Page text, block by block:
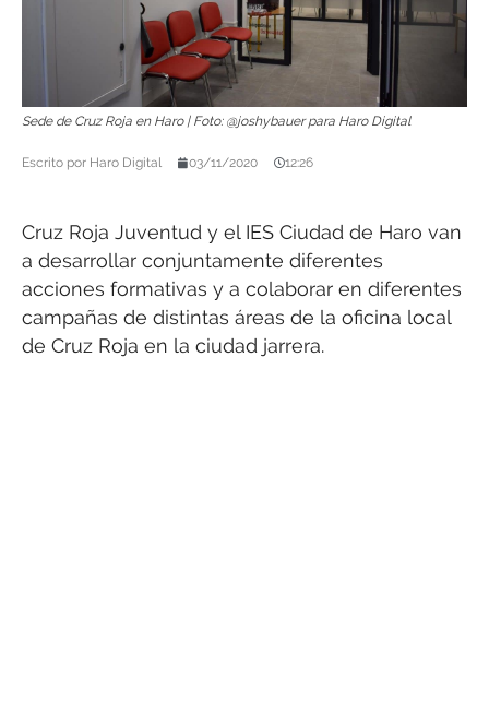
Sede de Cruz Roja en Haro | Foto: @joshybauer para Haro Digital
Escrito por Haro Digital 03/11/2020 12:26
Cruz Roja Juventud y el IES Ciudad de Haro van
a desarrollar conjuntamente diferentes
acciones formativas y a colaborar en diferentes
campañas de distintas áreas de la oficina local
de Cruz Roja en la ciudad jarrera.